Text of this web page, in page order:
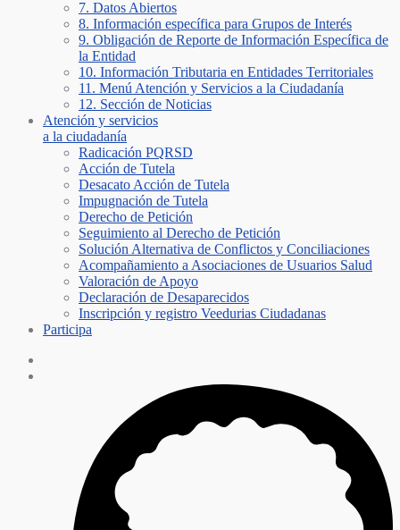
7. Datos Abiertos
8. Información específica para Grupos de Interés
9. Obligación de Reporte de Información Específica de
la Entidad
10. Información Tributaria en Entidades Territoriales
11. Menú Atención y Servicios a la Ciudadanía
12. Sección de Noticias
Atención y servicios
a la ciudadanía
Radicación PQRSD
Acción de Tutela
Desacato Acción de Tutela
Impugnación de Tutela
Derecho de Petición
Seguimiento al Derecho de Petición
Solución Alternativa de Conflictos y Conciliaciones
Acompañamiento a Asociaciones de Usuarios Salud
Valoración de Apoyo
Declaración de Desaparecidos
Inscripción y registro Veedurias Ciudadanas
Participa